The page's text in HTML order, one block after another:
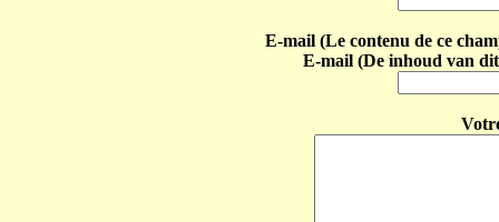
E-mail (Le contenu de ce
E-mail (De inhoud van